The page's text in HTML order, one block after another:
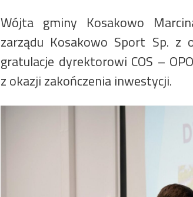
Wójta gminy Kosakowo
zarządu Kosakowo Sport Sp. z
gratulacje dyrektorowi COS –
z okazji zakończenia inwestycji.